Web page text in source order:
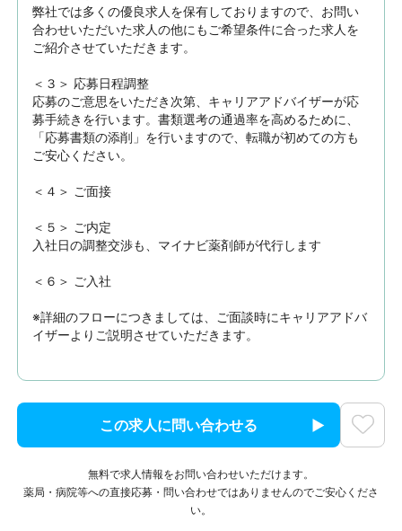
弊社では多くの優良求人を保有しておりますので、お問い
合わせいただいた求人の他にもご希望条件に合った求人を
ご紹介させていただきます。
＜３＞ 応募日程調整
応募のご意思をいただき次第、キャリアアドバイザーが応
募手続きを行います。書類選考の通過率を高めるために、
「応募書類の添削」を行いますので、転職が初めての方も
ご安心ください。
＜４＞ ご面接
＜５＞ ご内定
入社日の調整交渉も、マイナビ薬剤師が代行します
＜６＞ ご入社
※詳細のフローにつきましては、ご面談時にキャリアアドバ
イザーよりご説明させていただきます。
この求人に問い合わせる
無料で求人情報をお問い合わせいただけます。
薬局・病院等への直接応募・問い合わせではありませんのでご安心くださ
い。